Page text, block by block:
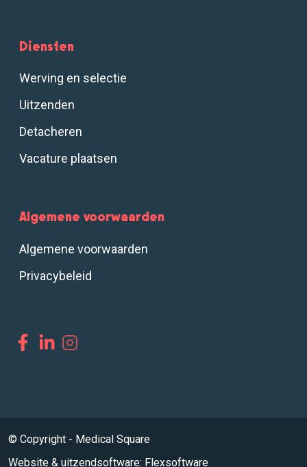
Diensten
Werving en selectie
Uitzenden
Detacheren
Vacature plaatsen
Algemene voorwaarden
Algemene voorwaarden
Privacybeleid
© Copyright - Medical Square
Website & uitzendsoftware: Flexsoftware